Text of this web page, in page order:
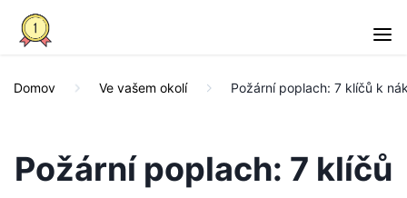
Domov Ve vašem okolí Požární poplach: 7 klíčů k
Požární poplach: 7 klíčů